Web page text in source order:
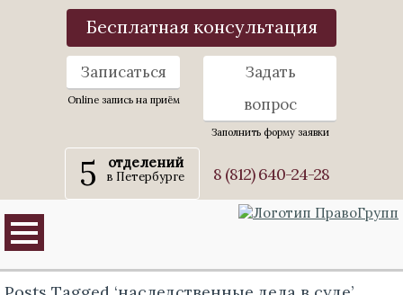
Бесплатная консультация
Записаться
Online запись на приём
Задать
вопрос
Заполнить форму заявки
5 отделений
в Петербурге 8 (812) 640-24-28